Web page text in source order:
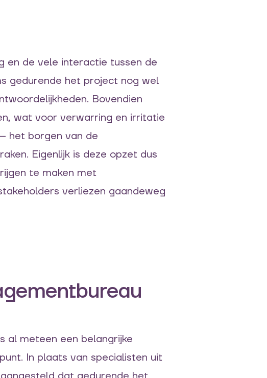
en de vele interactie tussen de
gedurende het project nog wel
. Bovendien
wat voor verwarring en irritatie
het borgen van de
Eigenlijk is deze opzet dus
te maken met
verliezen gaandeweg
al meteen een belangrijke
In plaats van specialisten uit